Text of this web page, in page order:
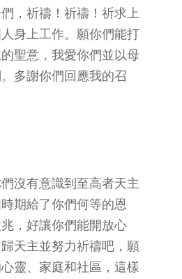
，祈禱！祈禱！祈求上
身上工作。願你們能打
聖意，我愛你們並以母
多謝你們回應我的召
沒有意識到至高者天主
期給了你們何等的恩
，好讓你們能開放心
天主並努力祈禱吧，願
靈、家庭和社區，這樣